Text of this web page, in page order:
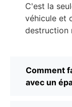
C'est la
véhicule et
destruction
Comment
avec un